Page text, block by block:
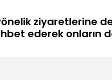
ziyaretlerine
ederek onların